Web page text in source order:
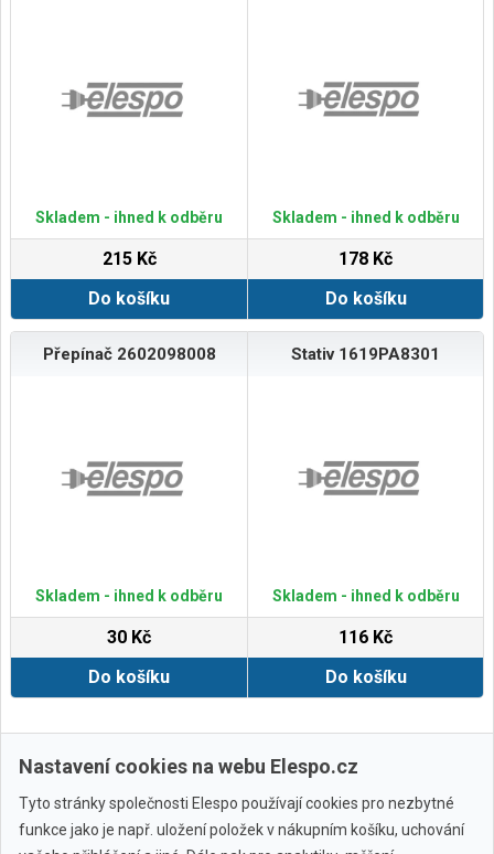
Skladem - ihned k odběru
215 Kč
Do košíku
Skladem - ihned k odběru
178 Kč
Do košíku
Přepínač 2602098008
Skladem - ihned k odběru
30 Kč
Do košíku
Stativ 1619PA8301
Skladem - ihned k odběru
116 Kč
Do košíku
Zobrazit další
Nastavení cookies na webu Elespo.cz
Tyto stránky společnosti Elespo používají cookies pro nezbytné
funkce jako je např. uložení položek v nákupním košíku, uchování